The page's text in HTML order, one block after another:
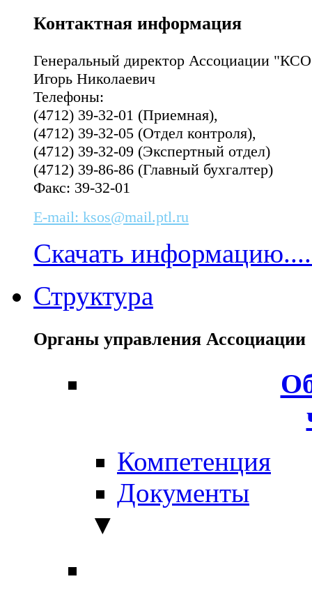
Контактная информация
Генеральный директор Ассоциации
Игорь Николаевич
Телефоны:
(4712) 39-32-01 (Приемная),
(4712) 39-32-05 (Отдел контроля),
(4712) 39-32-09 (Экспертный отдел)
(4712) 39-86-86 (Главный бухгалтер)
Факс: 39-32-01
E-mail: ksos@mail.ptl.ru
Скачать
Структура
Органы управления
Компетенция
Документы
▼